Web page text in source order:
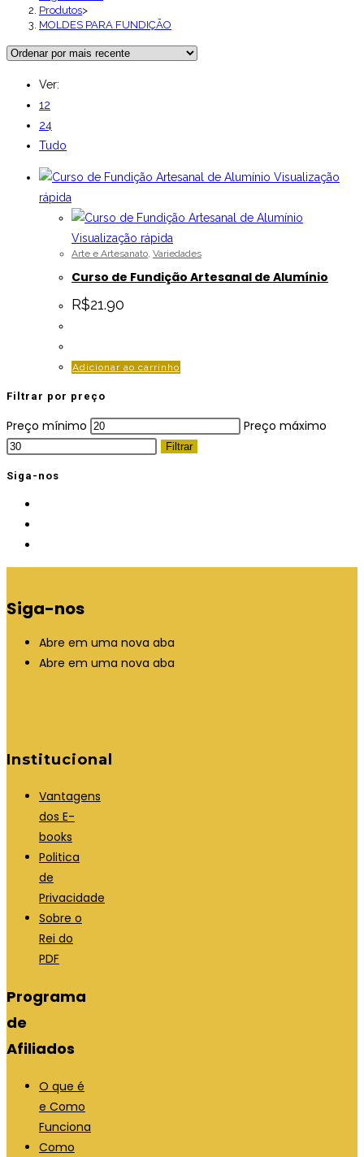
Produtos>
MOLDES PARA FUNDIÇÃO
Ver:
12
24
Tudo
Visualização
rápida
Visualização rápida
Arte e Artesanato, Variedades
Curso de Fundição Artesanal de Alumínio
R$21.90
Adicionar ao carrinho
Filtrar por preço
Preço mínimo Preço máximo
Filtrar
Siga-nos
Siga-nos
Abre em uma nova aba
Abre em uma nova aba
Institucional
Vantagens
dos E-
books
Politica
de
Privacidade
Sobre o
Rei do
PDF
Programa
de
Afiliados
O que é
e Como
Funciona
Como